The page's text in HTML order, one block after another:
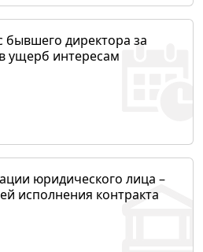
бывшего директора за
ущерб интересам
юридического лица –
исполнения контракта